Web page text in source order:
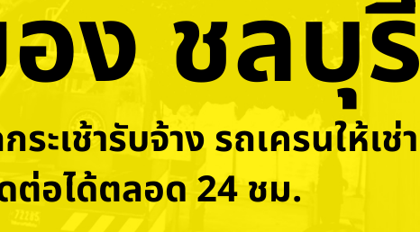
ง ชลบุรี
ระเช้ารับจ้าง รถเครนให้เช่า
ต่อได้ตลอด 24 ชม.